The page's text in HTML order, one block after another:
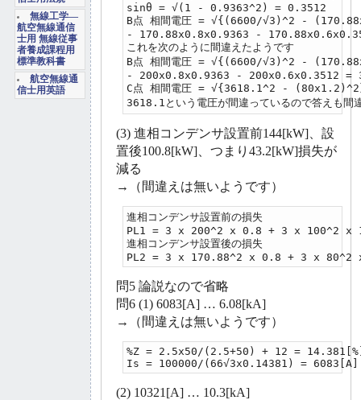
sinθ = √(1 - 0.9363^2) = 0.3512
B点 相間電圧 = √{(6600/√3)^2 -
- 170.88x0.8x0.9363 -
これを次のように間違えたようです
B点 相間電圧 = √{(6600/√3)^2 -
- 200x0.8x0.9363 - 200x0.6x0.3512 =
C点 相間電圧 = √{3618.1^2 -
3618.1という電圧が間違っているので答えも間
(3) 進相コンデンサ設置前144[kW]、設
置後100.8[kW]、つまり43.2[kW]損失が
減る
→（間違えは無いようです）
進相コンデンサ設置前の損失
PL1 = 3 x 200^2 x 0.8 + 3 x 100^2 x
進相コンデンサ設置後の損失
PL2 = 3 x 170.88^2 x 0.8 + 3 x 80^2
問5 論説なので省略
問6 (1) 6083[A] … 6.08[kA]
→（間違えは無いようです）
%Z = 2.5x50/(2.5+50) + 12 =
Is = 100000/(66√3x0.14381) = 6083[A]
(2) 10321[A] … 10.3[kA]
無線工学―
航空無線通信
士用 無線従事
者養成課程用
標準教科書
航空無線通
信士用英語